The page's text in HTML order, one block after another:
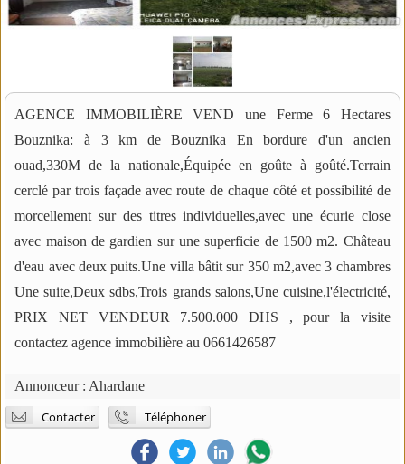
AGENCE IMMOBILIÈRE VEND une Ferme 6 Hectares
Bouznika: à 3 km de Bouznika En bordure d'un ancien
ouad,330M de la nationale,Équipée en goûte à goûté.Terrain
cerclé par trois façade avec route de chaque côté et possibilité de
morcellement sur des titres individuelles,avec une écurie close
avec maison de gardien sur une superficie de 1500 m2. Château
d'eau avec deux puits.Une villa bâtit sur 350 m2,avec 3 chambres
Une suite,Deux sdbs,Trois grands salons,Une cuisine,l'électricité,
PRIX NET VENDEUR 7.500.000 DHS , pour la visite
contactez agence immobilière au 0661426587
Annonceur : Ahardane
Contacter Téléphoner